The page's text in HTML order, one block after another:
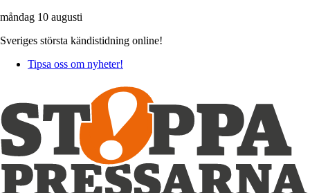
måndag 10 augusti
Sveriges största kändistidning online!
Tipsa oss om nyheter!